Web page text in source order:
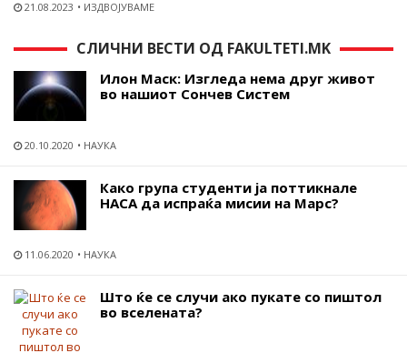
21.08.2023 ИЗДВОЈУВАМЕ
СЛИЧНИ ВЕСТИ ОД FAKULTETI.MK
Илон Маск: Изгледа нема друг живот
во нашиот Сончев Систем
20.10.2020 НАУКА
Како група студенти ја поттикнале
НАСА да испраќа мисии на Марс?
11.06.2020 НАУКА
Што ќе се случи ако пукате со пиштол
во вселената?